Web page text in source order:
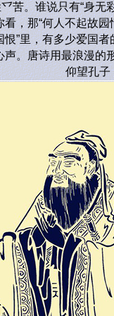
苦。谁说只有“身无
看，那“何人不起故
恨”里，有多少爱国
声。唐诗用最浪漫的
仰望孔子